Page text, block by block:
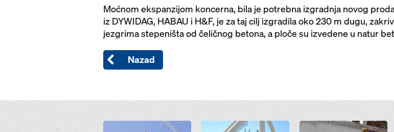
Moćnom ekspanzijom koncerna, bila je potrebna izgradnja novog
iz DYWIDAG, HABAU i H&F, je za taj cilj izgradila oko 230 m dugu,
jezgrima stepeništa od čeličnog betona, a ploče su izvedene u natur
Nazad
Open Open Open